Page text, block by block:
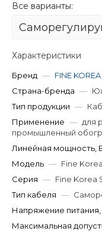
Все варианты:
Характеристики
Бренд — FINE KOREA
Страна-бренда —
Тип продукции —
Применение — для
промышленный
Линейная мощность,
Модель — Fine
Серия — Fine Korea
Тип кабеля —
Напряжение питания,
Максимальная